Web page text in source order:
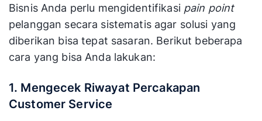
Bisnis Anda perlu mengidentifikasi pain point
pelanggan secara sistematis agar solusi yang
diberikan bisa tepat sasaran. Berikut beberapa
cara yang bisa Anda lakukan:
1. Mengecek Riwayat Percakapan
Customer Service